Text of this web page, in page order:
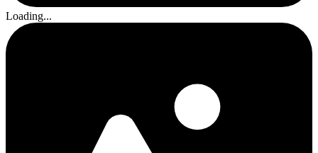
Loading...